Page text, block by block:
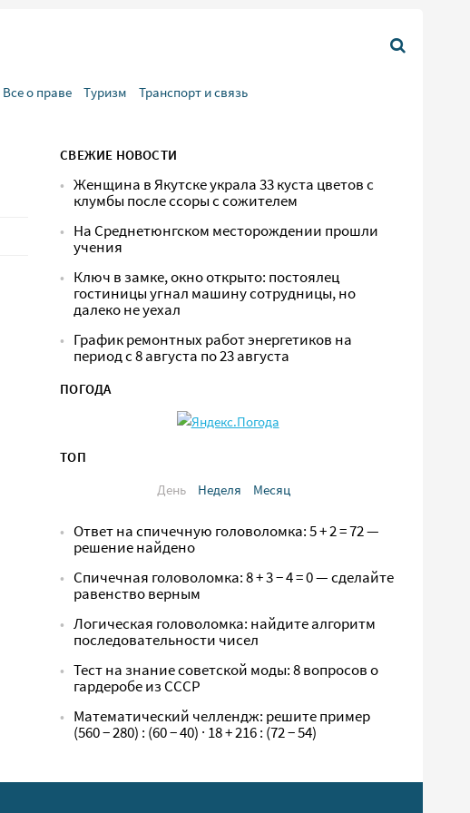
Все о праве Туризм Транспорт и связь
СВЕЖИЕ НОВОСТИ
Женщина в Якутске украла 33 куста цветов с
клумбы после ссоры с сожителем
На Среднетюнгском месторождении прошли
учения
Ключ в замке, окно открыто: постоялец
гостиницы угнал машину сотрудницы, но
далеко не уехал
График ремонтных работ энергетиков на
период с 8 августа по 23 августа
ПОГОДА
ТОП
День
Неделя Месяц
Ответ на спичечную головоломка: 5 + 2 = 72 —
решение найдено
Спичечная головоломка: 8 + 3 − 4 = 0 — сделайте
равенство верным
Логическая головоломка: найдите алгоритм
последовательности чисел
Тест на знание советской моды: 8 вопросов о
гардеробе из СССР
Математический челлендж: решите пример
(560 − 280) : (60 − 40) · 18 + 216 : (72 − 54)